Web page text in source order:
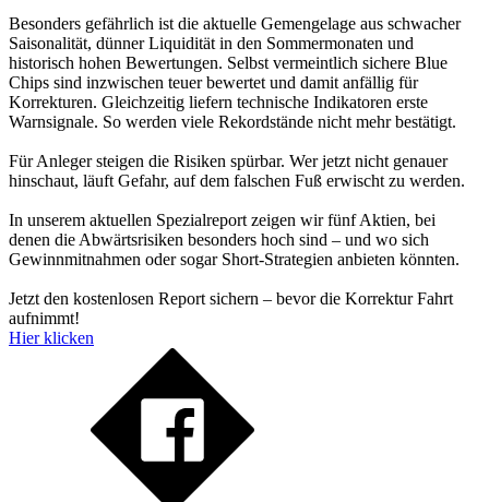
Besonders gefährlich ist die aktuelle Gemengelage aus schwacher
Saisonalität, dünner Liquidität in den Sommermonaten und
historisch hohen Bewertungen. Selbst vermeintlich sichere Blue
Chips sind inzwischen teuer bewertet und damit anfällig für
Korrekturen. Gleichzeitig liefern technische Indikatoren erste
Warnsignale. So werden viele Rekordstände nicht mehr bestätigt.
Für Anleger steigen die Risiken spürbar. Wer jetzt nicht genauer
hinschaut, läuft Gefahr, auf dem falschen Fuß erwischt zu werden.
In unserem aktuellen Spezialreport zeigen wir fünf Aktien, bei
denen die Abwärtsrisiken besonders hoch sind – und wo sich
Gewinnmitnahmen oder sogar Short-Strategien anbieten könnten.
Jetzt den kostenlosen Report sichern – bevor die Korrektur Fahrt
aufnimmt!
Hier klicken